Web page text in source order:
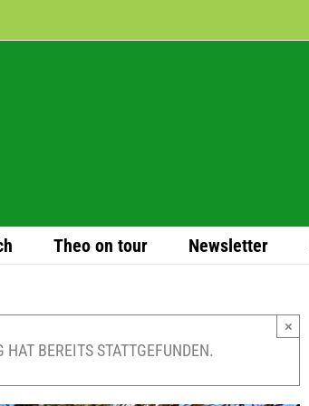
Theo on tour News­let­ter
HAT BEREITS STATTGEFUNDEN.
×